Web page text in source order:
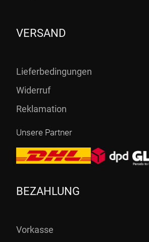
VERSAND
Lieferbedingungen
Widerruf
Reklamation
Unsere Partner
BEZAHLUNG
Vorkasse